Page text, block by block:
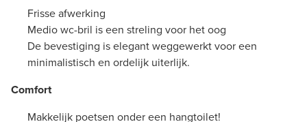
Frisse afwerking
Medio wc-bril is een streling voor het oog
De bevestiging is elegant weggewerkt voor een
minimalistisch en ordelijk uiterlijk.
Comfort
Makkelijk poetsen onder een hangtoilet!